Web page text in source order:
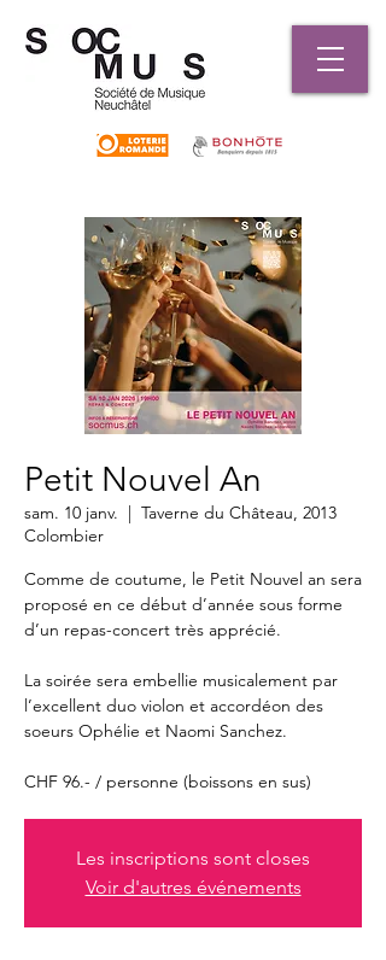
Petit Nouvel An
sam. 10 janv.
  |
Taverne du Château, 2013
Colombier
Comme de coutume, le Petit Nouvel an sera
proposé en ce début d’année sous forme
d’un repas-concert très apprécié.
La soirée sera embellie musicalement par
l’excellent duo violon et accordéon des
soeurs Ophélie et Naomi Sanchez.
CHF 96.- / personne (boissons en sus)
Les inscriptions sont closes
Voir d'autres événements